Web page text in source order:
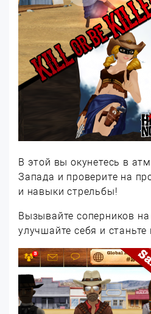
В этой вы окунетесь в
Запада и проверите на
и навыки стрельбы!
Вызывайте соперников
улучшайте себя и